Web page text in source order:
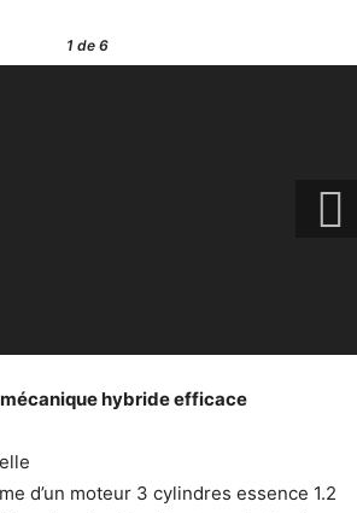
1de 6
mécanique hybride efficace
d’un moteur 3 cylindres essence 1.2